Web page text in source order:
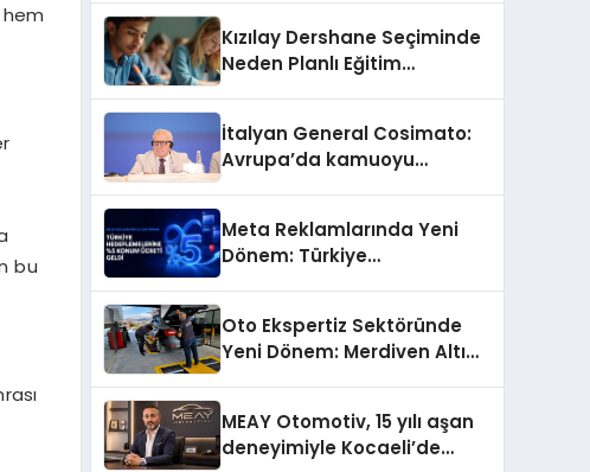
bu
Kızılay Dershane Seçiminde
Neden Planlı Eğitim
İtalyan General Cosimato:
Avrupa’da kamuoyu
Meta Reklamlarında Yeni
Dönem: Türkiye
Oto Ekspertiz Sektöründe
Yeni Dönem: Merdiven Altı
MEAY Otomotiv, 15 yılı aşan
deneyimiyle Kocaeli’de